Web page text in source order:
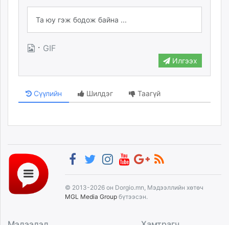
· GIF
Илгээх
Сүүлийн Шилдэг Таагүй
© 2013-2026 он Dorgio.mn, Мэдээллийн хөтөч
MGL Media Group бүтээсэн.